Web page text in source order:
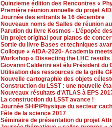
Quinzieme édition des Rencontres «
Première réunion annuelle du projet
Journée des entrants le 16 décembre
Nouveaux noms de Salles de réunion
Parution du livre Kosmos - L’épopée
Un projet original pour pianos de
Sortie du livre Bases et techniques
Colloque « AIDA-2020- Academia
Workshop « Dissecting the LHC results
Giovanni Calderini est élu Président du
Utilisation des ressources de la grille
Nouvelle cartographie des objets
Construction du LSST : une nouvelle
Nouveaux résultats d’ATLAS à EPS
La construction du LSST avance !
Journée SHiP/Physique du secteur
Fête de la science 2017
Séminaire de présentation du projet